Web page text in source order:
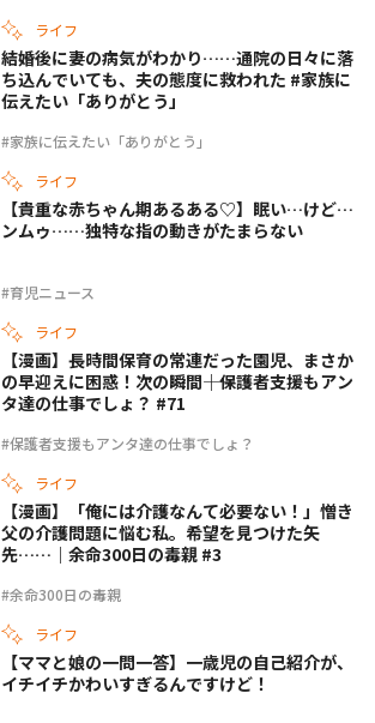
ライフ
#家族に伝えたい「ありがとう」
結婚後に妻の病気がわかり……通院の日々に落
ち込んでいても、夫の態度に救われた #家族に
伝えたい「ありがとう」
ライフ
#育児ニュース
【貴重な赤ちゃん期あるある♡】眠い…けど…
ンムゥ……独特な指の動きがたまらない
ライフ
#保護者支援もアンタ達の仕事でしょ？
【漫画】長時間保育の常連だった園児、まさか
の早迎えに困惑！次の瞬間――｜保護者支援もアン
タ達の仕事でしょ？ #71
ライフ
#余命300日の毒親
【漫画】「俺には介護なんて必要ない！」憎き
父の介護問題に悩む私。希望を見つけた矢
先……｜余命300日の毒親 #3
ライフ
【ママと娘の一問一答】一歳児の自己紹介が、
イチイチかわいすぎるんですけど！